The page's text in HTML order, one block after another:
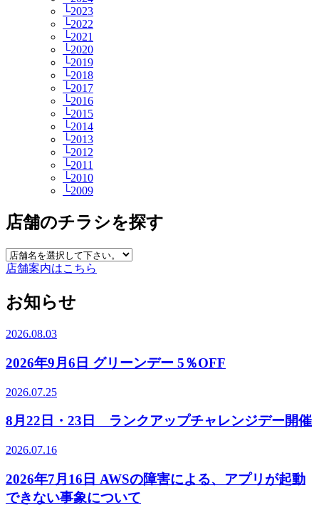
└2023
└2022
└2021
└2020
└2019
└2018
└2017
└2016
└2015
└2014
└2013
└2012
└2011
└2010
└2009
店舗のチラシを探す
店舗案内はこちら
お知らせ
2026.08.03
2026年9月6日 グリーンデー 5％OFF
2026.07.25
8月22日・23日 ランクアップチャレンジデー開催
2026.07.16
2026年7月16日 AWSの障害による、アプリが起動
できない事象について